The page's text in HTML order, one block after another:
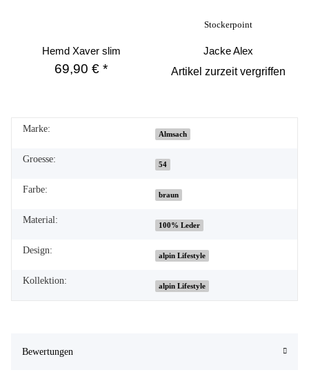
Hemd Xaver slim
69,90 € *
Stockerpoint
Jacke Alex
Artikel zurzeit vergriffen
Marke:
Almsach
Groesse:
54
Farbe:
braun
Material:
100% Leder
Design:
alpin Lifestyle
Kollektion:
alpin Lifestyle
Bewertungen